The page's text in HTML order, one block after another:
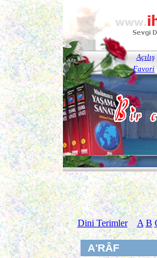
Açılış
Favori
Dini Terimler A B
A'RÂF